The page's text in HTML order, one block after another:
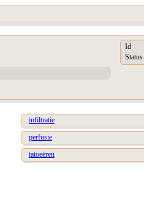
Id
Status
infiltratie
perfusie
tatoeëren